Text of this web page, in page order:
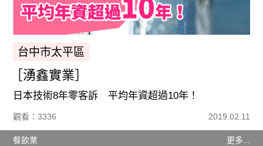
台中市太平區
［湧鑫實業］
日本技術8年零客訴 平均年資超過10年！
觀看：3336 2019.02.11
餐飲業 更多...